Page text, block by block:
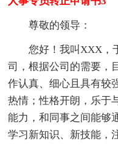
尊敬的领导：
您好！我叫XXX，
司，根据公司的需要，
作认真、细心且具有较
热情；性格开朗，乐于
能力，和同事之间能够
学习新知识、新技能，